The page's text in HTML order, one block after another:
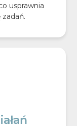
usprawnia
zadań.